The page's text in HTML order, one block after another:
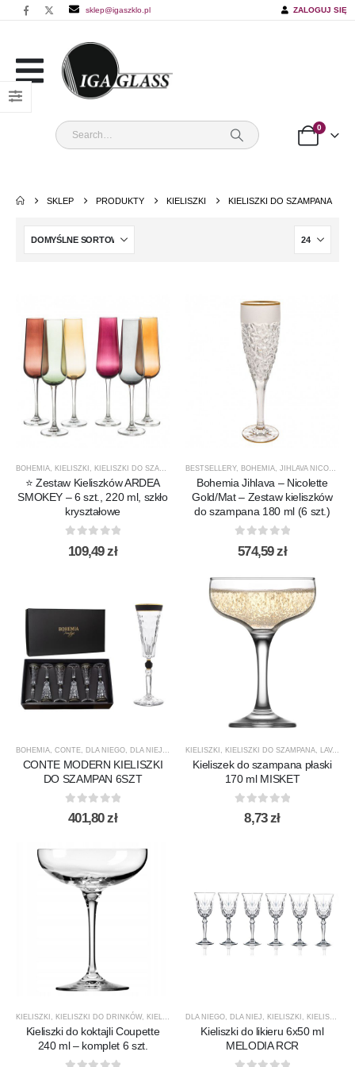
sklep@igaszklo.pl ZALOGUJ SIĘ
0
SKLEP PRODUKTY KIELISZKI KIELISZKI DO SZAMPANA
BOHEMIA, KIELISZKI , KIELISZKI DO SZAMPANA ,NOWOŚCI,PRODUCENCI, PRODUKTY
⭐ Zestaw Kieliszków ARDEA
SMOKEY – 6 szt., 220 ml, szkło
kryształowe
out of 5
109,49zł
BESTSELLERY, BOHEMIA, JIHLAVA NICOLETTE
Bohemia Jihlava – Nicolette
Gold/Mat – Zestaw kieliszków
do szampana 180 ml (6 szt.)
0out of 5
574,59zł
BOHEMIA CONTE DLA NIEGO DLA NIEJ KIELISZKI ,KIELISZKI DO SZAMPANA ,NOWOŚCI
CONTE MODERN KIELISZKI
DO SZAMPAN 6SZT
out of 5
401,80zł
KIELISZKI KIELISZKI DO SZAMPANA LAV,
Kieliszek do szampana płaski
170 ml MISKET
out of 5
8,73zł
KIELISZKI , KIELISZKI DO DRINKÓW, KIELISZKI DO SZAMPANA ,KROSNO GLASS , NOWOŚCI
Kieliszki do koktajli Coupette
240 ml – komplet 6 szt.
DLA NIEGO, DLA NIEJ , KIELISZKI , KIELISZKI DO SZAMPANA
Kieliszki do likieru 6x50 ml
MELODIA RCR